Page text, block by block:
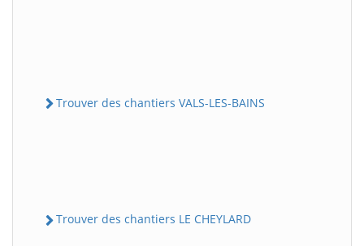
Trouver des chantiers VALS-LES-BAINS
Trouver des chantiers LE CHEYLARD